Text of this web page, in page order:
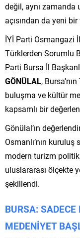
değil, aynı zamanda
açısından da yeni
İYİ Parti Osmangazi
Türklerden Sorumlu
Parti Bursa İl
GÖNÜLAL,
buluşma ve kültür
kapsamlı bir
Gönülal’ın
Osmanlı’nın
modern turizm
uluslararası ölçekte
şekillendi.
BURSA:
MEDENİYET